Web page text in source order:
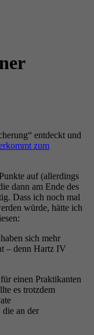
entdeckt und
zum
auf (allerdings
dann am Ende des
Dass ich noch mal
würde, hätte ich
sich mehr
– denn Hartz IV
einen Praktikanten
es trotzdem
die an der